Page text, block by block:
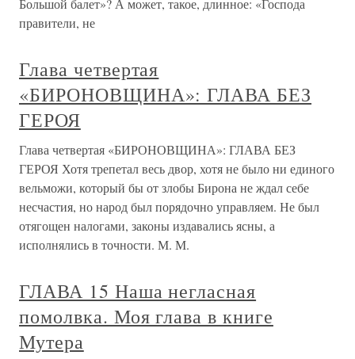
правители, не
Глава четвертая
«БИРОНОВЩИНА»: ГЛАВА БЕЗ
ГЕРОЯ
Глава четвертая «БИРОНОВЩИНА»: ГЛАВА БЕЗ
ГЕРОЯ Хотя трепетал весь двор, хотя не было ни единого
вельможи, который бы от злобы Бирона не ждал себе
несчастия, но народ был порядочно управляем. Не был
отягощен налогами, законы издавались ясны, а
исполнялись в точности. М. М.
ГЛАВА 15 Наша негласная
помолвка. Моя глава в книге
Мутера